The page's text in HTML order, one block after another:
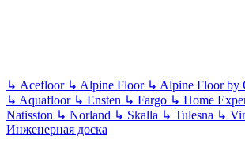
↳ Acefloor ↳ Alpine Floor ↳ Alpine Floor by
↳ Aquafloor ↳ Ensten ↳ Fargo ↳ Home
Natisston ↳ Norland ↳ Skalla ↳ Tulesna ↳
Инженерная доска